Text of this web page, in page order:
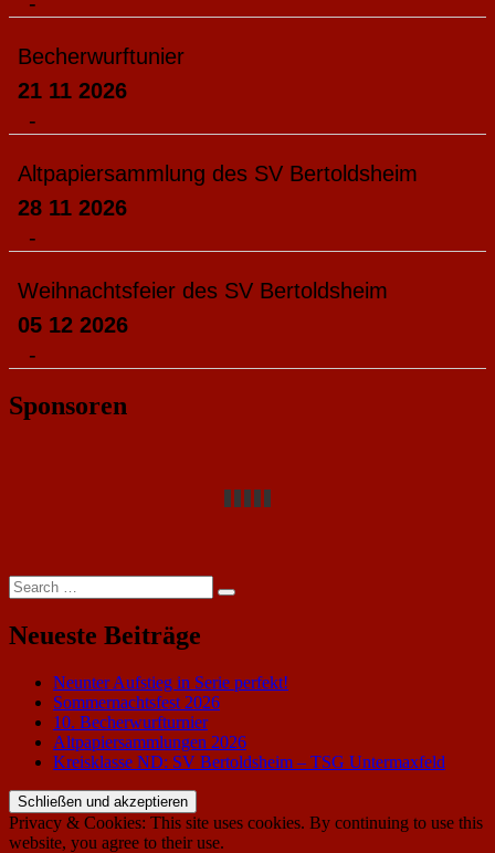
Becherwurftunier
21 11 2026
-
Altpapiersammlung des SV Bertoldsheim
28 11 2026
-
Weihnachtsfeier des SV Bertoldsheim
05 12 2026
-
Sponsoren
Search
for:
Search
Neueste Beiträge
Neunter Aufstieg in Serie perfekt!
Sommernachtsfest 2026
10. Becherwurfturnier
Altpapiersammlungen 2026
Kreisklasse ND: SV Bertoldsheim – TSG Untermaxfeld
Privacy & Cookies: This site uses cookies. By continuing to use this
website, you agree to their use.